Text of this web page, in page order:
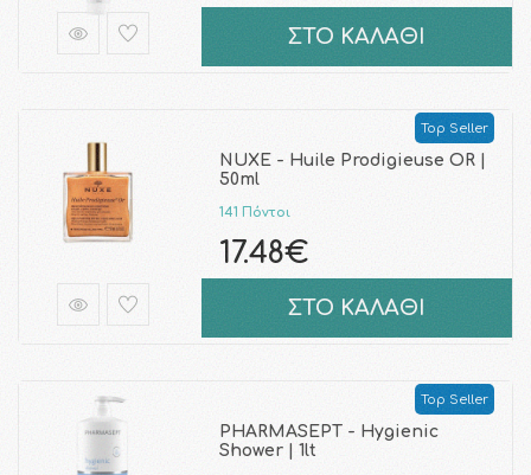
ΣΤΟ ΚΑΛΑΘΙ
Top Seller
NUXE - Huile Prodigieuse OR |
50ml
141 Πόντοι
17.48€
ΣΤΟ ΚΑΛΑΘΙ
Top Seller
PHARMASEPT - Hygienic
Shower | 1lt